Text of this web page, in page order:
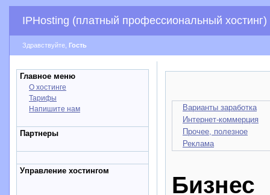
IPHosting (платный профессиональный хостинг)
Здравствуйте, Гость
Главное меню
О хостинге
Тарифы
Напишите нам
Партнеры
Управление хостингом
Варианты заработка
Интернет-коммерция
Прочее, полезное
Реклама
Бизнес